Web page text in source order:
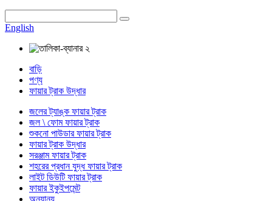
English
বাড়ি
পণ্য
ফায়ার ট্রাক উদ্ধার
জলের ট্যাঙ্ক ফায়ার ট্রাক
জল \ ফোম ফায়ার ট্রাক
শুকনো পাউডার ফায়ার ট্রাক
ফায়ার ট্রাক উদ্ধার
সরঞ্জাম ফায়ার ট্রাক
শহরের প্রধান যুদ্ধ ফায়ার ট্রাক
লাইট ডিউটি ​​ফায়ার ট্রাক
ফায়ার ইকুইপমেন্ট
অন্যান্য